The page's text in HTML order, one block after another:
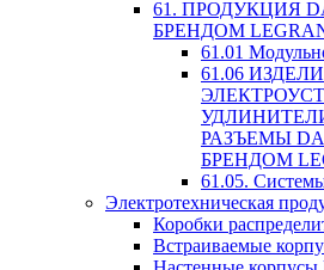
61. ПРОДУКЦИЯ
БРЕНДОМ
61.01
61.06
РАЗЪЕМЫ
БРЕНДОМ
61.05.
Электротехническая
Коробки
Встраиваемые